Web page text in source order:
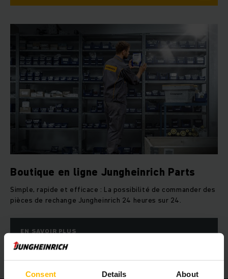
Consent Details About
Boutique en ligne Jungheinrich Parts
Simple, rapide et efficace : La possibilité de commander des
pièces de rechange Jungheinrich 24 heures sur 24.
EN SAVOIR PLUS